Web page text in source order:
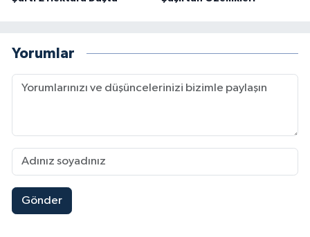
Yorumlar
Gönder